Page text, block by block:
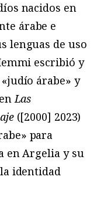
nacidos en
árabe e
lenguas de uso
escribió y
árabe» y
Las
([2000] 2023)
para
en Argelia y su
identidad